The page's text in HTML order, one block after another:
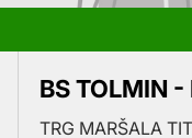
BS TOLMIN -
TRG MARŠALA